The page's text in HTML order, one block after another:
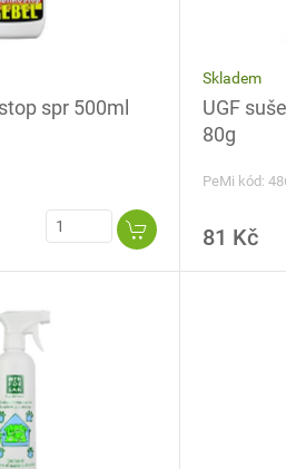
spr 500ml
Skladem
UGF
80g
PeMi kód:
81 Kč